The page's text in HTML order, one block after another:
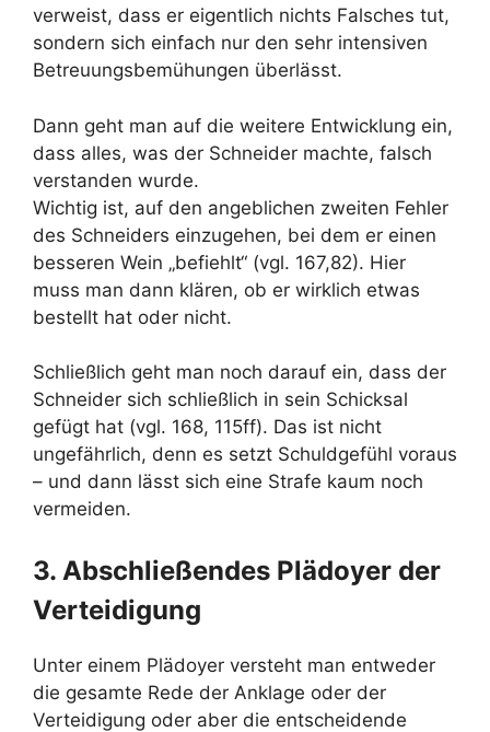
verweist, dass er eigentlich nichts Falsches tut,
sondern sich einfach nur den sehr intensiven
Betreuungsbemühungen überlässt.
Dann geht man auf die weitere Entwicklung ein,
dass alles, was der Schneider machte, falsch
verstanden wurde.
Wichtig ist, auf den angeblichen zweiten Fehler
des Schneiders einzugehen, bei dem er einen
besseren Wein „befiehlt“ (vgl. 167,82). Hier
muss man dann klären, ob er wirklich etwas
bestellt hat oder nicht.
Schließlich geht man noch darauf ein, dass der
Schneider sich schließlich in sein Schicksal
gefügt hat (vgl. 168, 115ff). Das ist nicht
ungefährlich, denn es setzt Schuldgefühl voraus
– und dann lässt sich eine Strafe kaum noch
vermeiden.
3. Abschließendes Plädoyer der
Verteidigung
Unter einem Plädoyer versteht man entweder
die gesamte Rede der Anklage oder der
Verteidigung oder aber die entscheidende